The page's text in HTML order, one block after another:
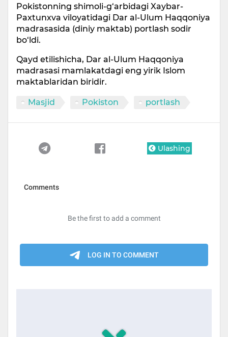
Pokistonning shimoli-g‘arbidagi Xaybar-
Paxtunxva viloyatidagi Dar al-Ulum Haqqoniya
madrasasida (diniy maktab) portlash sodir
bo‘ldi.
Qayd etilishicha, Dar al-Ulum Haqqoniya
madrasasi mamlakatdagi eng yirik Islom
maktablaridan biridir.
Masjid Pokiston portlash
Ulashing